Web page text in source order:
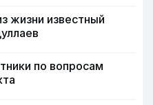
жизни известный
по вопросам